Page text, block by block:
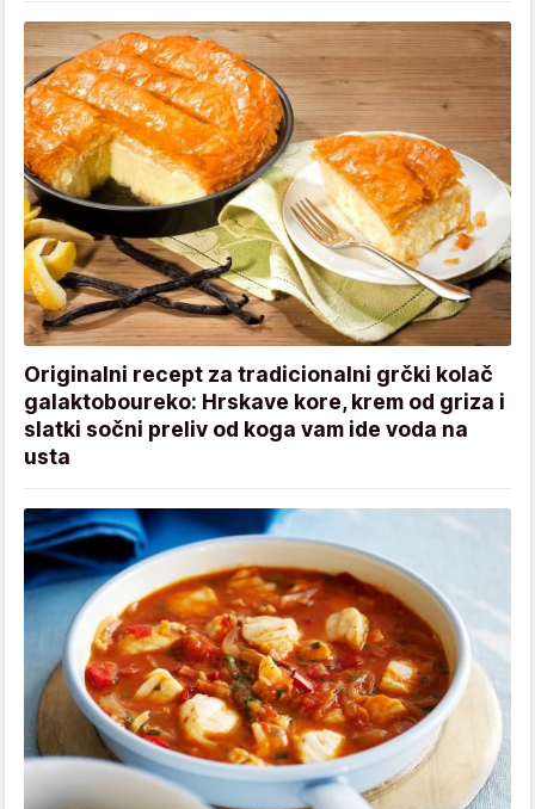
Originalni recept za tradicionalni grčki kolač
galaktoboureko: Hrskave kore, krem od griza i
slatki sočni preliv od koga vam ide voda na
usta